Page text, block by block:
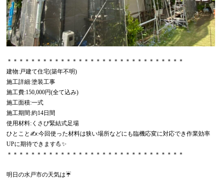
＊＊＊＊＊＊＊＊＊＊＊＊＊＊＊＊＊＊＊＊＊＊＊＊＊＊＊＊＊＊
建物:戸建て住宅(築年不明)
施工詳細:塗装工事
施工費:150,000円(全て込み)
施工面積:一式
施工期間:約14日間
使用材料:くさび緊結式足場
ひとこと✍:今回使った材料は狭い場所などにも臨機応変に対応でき作業効率
UPに期待できます💪✨
＊＊＊＊＊＊＊＊＊＊＊＊＊＊＊＊＊＊＊＊＊＊＊＊＊＊＊＊＊＊
明日の水戸市の天気は☔